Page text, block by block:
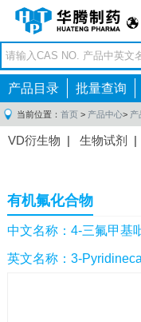
产品目录 批量查询
当前位置： 首页 > 产品中心> 产
VD衍生物 | 生物试剂 |
间体|抗高血压药物中
感染药物中间体|
体 |抗精神病药物中间
药中间体|其他原料药
有机氟化合物
中文名称：4-三氟甲基
英文名称：3-